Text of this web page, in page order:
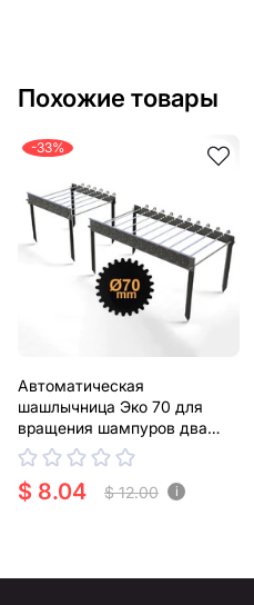
Похожие товары
-33%
Автоматическая
шашлычница Эко 70 для
вращения шампуров два
размеры. DXF файлы для
лазерной, плазменной резки
$ 8.04 $ 12.00 i